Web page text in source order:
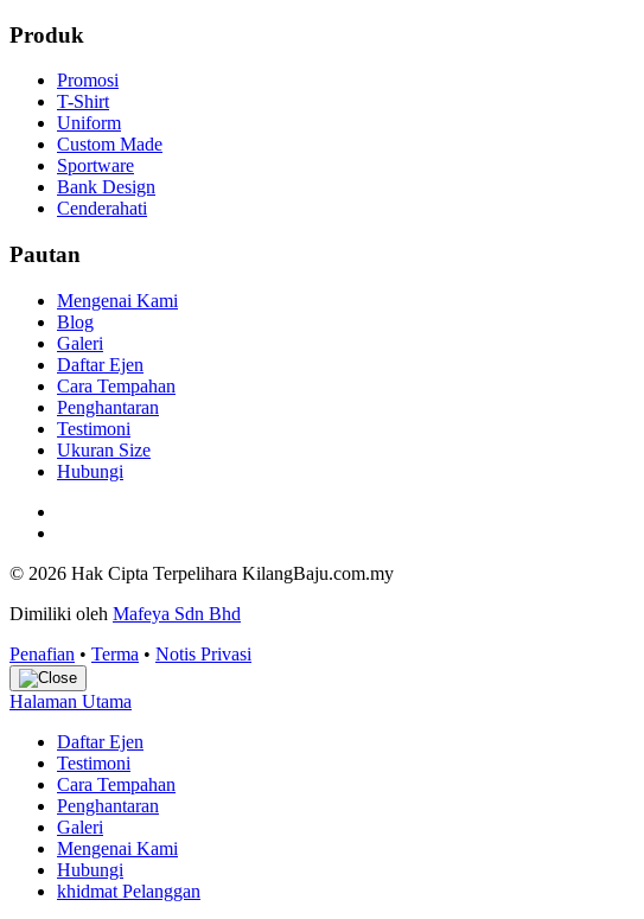
Produk
Promosi
T-Shirt
Uniform
Custom Made
Sportware
Bank Design
Cenderahati
Pautan
Mengenai Kami
Blog
Galeri
Daftar Ejen
Cara Tempahan
Penghantaran
Testimoni
Ukuran Size
Hubungi
© 2026 Hak Cipta Terpelihara KilangBaju.com.my
Dimiliki oleh Mafeya Sdn Bhd
Penafian • Terma • Notis Privasi
Halaman Utama
Daftar Ejen
Testimoni
Cara Tempahan
Penghantaran
Galeri
Mengenai Kami
Hubungi
khidmat Pelanggan